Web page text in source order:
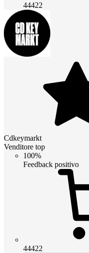
44422
Cdkeymarkt
Venditore top
100%
Feedback positivo
44422